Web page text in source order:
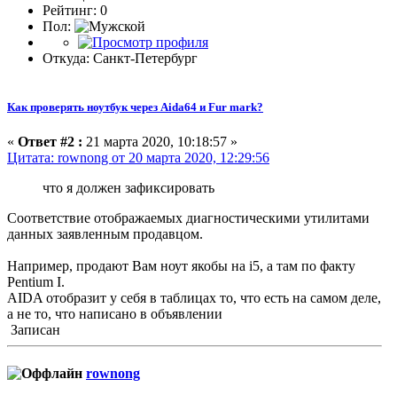
Рейтинг: 0
Пол:
Откуда: Санкт-Петербург
Как проверять ноутбук через Aida64 и Fur mark?
« Ответ #2 : 21 марта 2020, 10:18:57 »
Цитата: rownong от 20 марта 2020, 12:29:56
что я должен зафиксировать
Соответствие отображаемых диагностическими утилитами
данных заявленным продавцом.
Например, продают Вам ноут якобы на i5, а там по факту
Pentium I.
AIDA отобразит у себя в таблицах то, что есть на самом деле,
а не то, что написано в объявлении
Записан
rownong